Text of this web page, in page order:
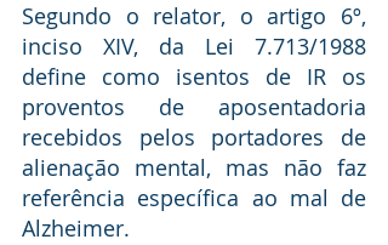
Segundo o relator, o artigo 6º,
inciso XIV, da Lei 7.713/1988
define como isentos de IR os
proventos de aposentadoria
recebidos pelos portadores de
alienação mental, mas não faz
referência específica ao mal de
Alzheimer.